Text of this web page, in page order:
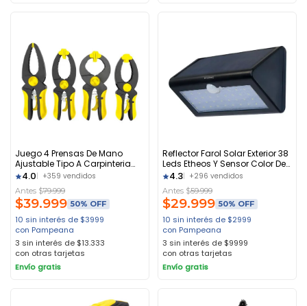
Juego 4 Prensas De Mano
Ajustable Tipo A Carpinteria
Barovo
4.0 +359 vendidos
Antes $79.999
$39.999 50% OFF
10 sin interés de $3999
con Pampeana
3 sin interés de $13.333
con otras tarjetas
Envío gratis
Reflector Farol Solar Exterior 38
Leds Etheos Y Sensor Color De
La Carcasa Negro Color De La
Luz 6500k
4.3 +296 vendidos
Antes $59.999
$29.999 50% OFF
10 sin interés de $2999
con Pampeana
3 sin interés de $9999
con otras tarjetas
Envío gratis